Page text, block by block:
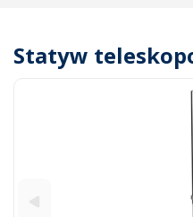
Statyw